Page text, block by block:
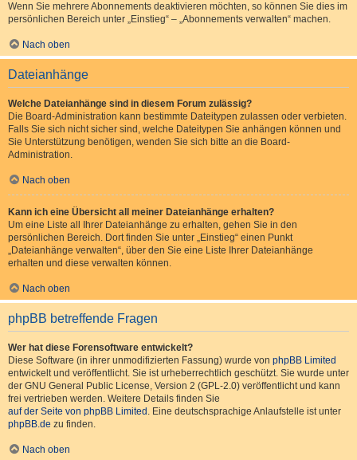
Wenn Sie mehrere Abonnements deaktivieren möchten, so können Sie dies im
persönlichen Bereich unter „Einstieg“ – „Abonnements verwalten“ machen.
Nach oben
Dateianhänge
Welche Dateianhänge sind in diesem Forum zulässig?
Die Board-Administration kann bestimmte Dateitypen zulassen oder verbieten.
Falls Sie sich nicht sicher sind, welche Dateitypen Sie anhängen können und
Sie Unterstützung benötigen, wenden Sie sich bitte an die Board-
Administration.
Nach oben
Kann ich eine Übersicht all meiner Dateianhänge erhalten?
Um eine Liste all Ihrer Dateianhänge zu erhalten, gehen Sie in den
persönlichen Bereich. Dort finden Sie unter „Einstieg“ einen Punkt
„Dateianhänge verwalten“, über den Sie eine Liste Ihrer Dateianhänge
erhalten und diese verwalten können.
Nach oben
phpBB betreffende Fragen
Wer hat diese Forensoftware entwickelt?
Diese Software (in ihrer unmodifizierten Fassung) wurde von phpBB Limited
entwickelt und veröffentlicht. Sie ist urheberrechtlich geschützt. Sie wurde unter
der GNU General Public License, Version 2 (GPL-2.0) veröffentlicht und kann
frei vertrieben werden. Weitere Details finden Sie
auf der Seite von phpBB Limited . Eine deutschsprachige Anlaufstelle ist unter
phpBB.de zu finden.
Nach oben